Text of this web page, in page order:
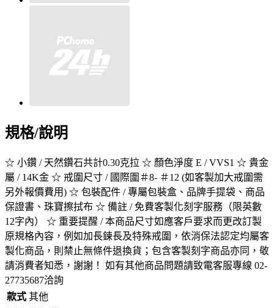
規格/說明
☆ 小鑽 / 天然鑽石共計0.30克拉 ☆ 顏色淨度 E / VVS1 ☆ 貴金
屬 / 14K金 ☆ 戒圍尺寸 / 國際圍＃8- ＃12 (如客製加大戒圍需
另外報價費用) ☆ 包裝配件 / 專屬包裝盒、品牌手提袋、商品
保證書、珠寶擦拭布 ☆ 備註 / 免費客製化刻字服務（限英數
12字內） ☆ 重要提醒 / 本商品尺寸如應客戶要求而更改訂製
原規格內容，例如加長鍊長及特殊戒圍，依消保法認定均屬客
製化商品，則禁止無條件退換貨；包含客製刻字商品亦同，敬
請消費者知悉，謝謝！ 如有其他商品問題請致電客服專線 02-
27735687洽詢
款式 其他